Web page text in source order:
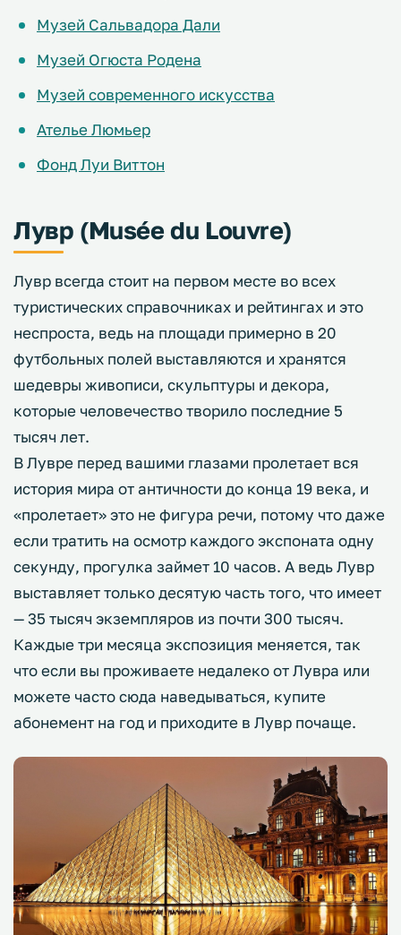
Музей Сальвадора Дали
Музей Огюста Родена
Музей современного искусства
Ателье Люмьер
Фонд Луи Виттон
Лувр (Musée du Louvre)
Лувр всегда стоит на первом месте во всех
туристических справочниках и рейтингах и это
неспроста, ведь на площади примерно в 20
футбольных полей выставляются и хранятся
шедевры живописи, скульптуры и декора,
которые человечество творило последние 5
тысяч лет.
В Лувре перед вашими глазами пролетает вся
история мира от античности до конца 19 века, и
«пролетает» это не фигура речи, потому что даже
если тратить на осмотр каждого экспоната одну
секунду, прогулка займет 10 часов. А ведь Лувр
выставляет только десятую часть того, что имеет
— 35 тысяч экземпляров из почти 300 тысяч.
Каждые три месяца экспозиция меняется, так
что если вы проживаете недалеко от Лувра или
можете часто сюда наведываться, купите
абонемент на год и приходите в Лувр почаще.